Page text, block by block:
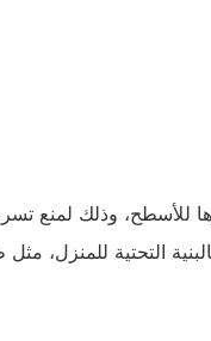
للأسطح، وذلك لمنع
التحتية للمنزل،